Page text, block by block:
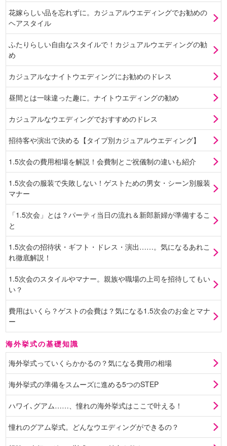
花嫁らしい品を忘れずに。カジュアルウエディングでお勧めの
ヘアスタイル
ふたりらしい自由なスタイルで！カジュアルウエディングの勧
め
カジュアルなナイトウエディングにお勧めのドレス
昼間とは一味違った趣に。ナイトウエディングの勧め
カジュアルなウエディングでおすすめのドレス
招待客や演出で決める【タイプ別カジュアルウエディング】
1.5次会の費用相場を解説！会費制とご祝儀制の違いも紹介
1.5次会の服装で失敗しない！ゲストための男女・シーン別服装
マナー
「1.5次会」とは？パーティ当日の流れ＆新郎新婦が準備するこ
と
1.5次会の招待状・ギフト・ドレス・演出……。気になるあれこ
れ徹底解説！
1.5次会のスタイルやマナー。親族や職場の上司を招待してもい
い？
費用はいくら？ゲストの会費は？気になる1.5次会のお金とマナ
ー
海外挙式の基礎知識
海外挙式っていくらかかるの？気になる費用の相場
海外挙式の準備をスムーズに進める5つのSTEP
ハワイ､グアム……、憧れの海外挙式はここで叶える！
憧れのグアム挙式。どんなウエディングができるの？